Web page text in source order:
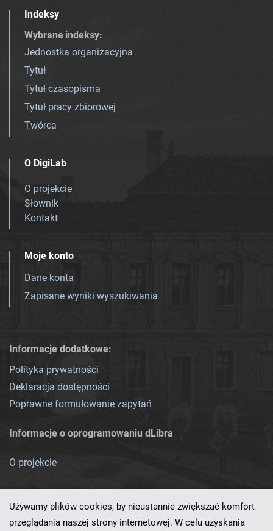
Indeksy
Wybrane indeksy:
Jednostka organizacyjna
Tytuł
Tytuł czasopisma
Tytuł pracy zbiorowej
Twórca
O DigiLab
O projekcie
Słownik
Kontakt
Moje konto
Dane konta
Zapisane wyniki wyszukiwania
Informacje dodatkowe:
Polityka prywatności
Deklaracja dostępności
Poprawne formułowanie zapytań
Informacje o oprogramowaniu dLibra
O projekcie
Używamy plików cookies, by nieustannie zwiększać komfort
przeglądania naszej strony internetowej. W celu uzyskania